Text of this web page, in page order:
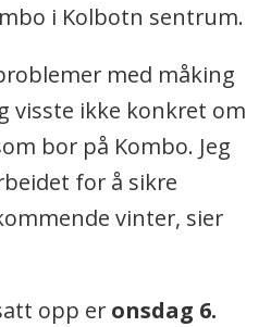
i Kolbotn sentrum.
med måking
visste ikke konkret om
bor på Kombo. Jeg
for å sikre
vinter, sier
opp er onsdag 6.